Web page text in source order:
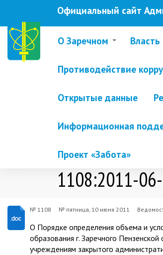
основному
содержанию
Официальный сайт
О Заречном Власть
Противодействие
Открытые данные
Информационная
Проект «Забота»
1108:2011-
№ 1108 № пятница, 10 июня 2011
О Порядке определения объема и
образования г. Заречного
учреждениям закрытого